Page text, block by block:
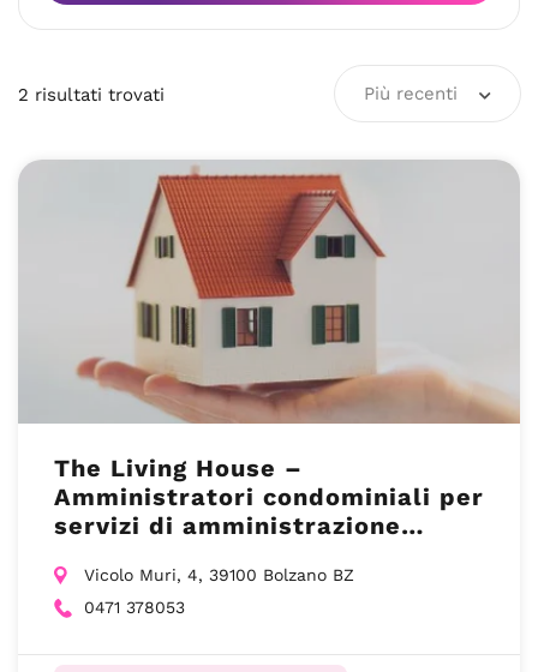
2 risultati trovati Più recenti
The Living House –
Amministratori condominiali per
servizi di amministrazione
Vicolo Muri, 4, 39100 Bolzano BZ
0471 378053